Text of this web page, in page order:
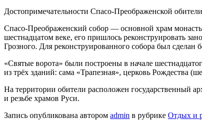
Достопримечательности Спасо-Преображенской обители
Спасо-Преображенский собор — основной храм
шестнадцатом веке, его пришлось реконструировать
Грозного. Для реконструированного собора был
«Святые ворота» были построены в начале
из трёх зданий: сама «Трапезная», церковь Рождества
На территории обители расположен государственный
и резьбе храмов Руси.
Запись опубликована автором admin в рубрике Отдых и